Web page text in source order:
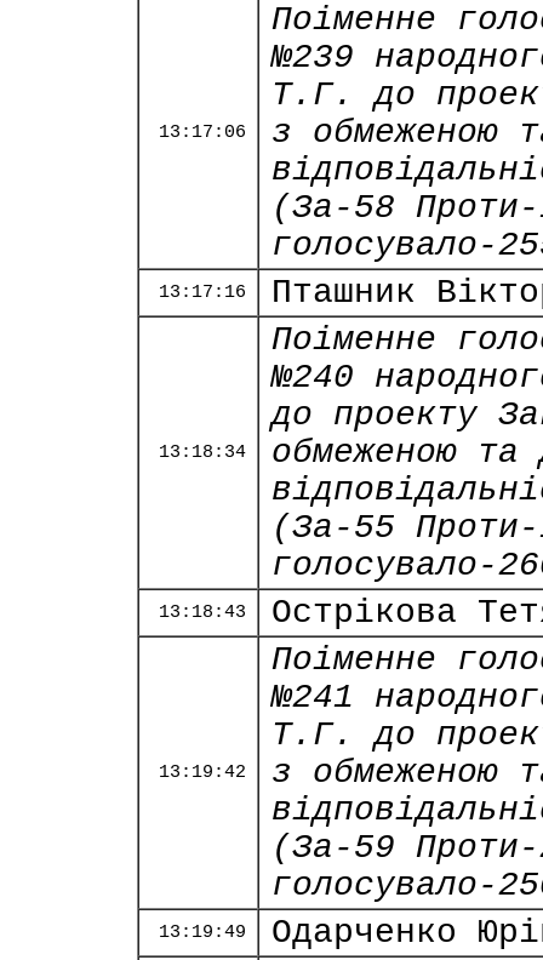
13:17:06
Поіменне
№239
Т.Г. до
з обмеженою
(За-58
голосувало-
13:17:16 Пташник
13:18:34
Поіменне
№240
до проекту
обмеженою та
(За-55
голосувало-
13:18:43 Острікова
13:19:42
Поіменне
№241
Т.Г. до
з обмеженою
(За-59
голосувало-
13:19:49 Одарченко